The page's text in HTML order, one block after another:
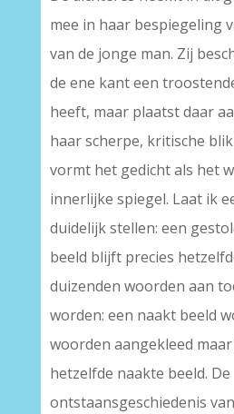
mee in haar bespiegeling
van de jonge man. Zij
de ene kant een
heeft, maar plaatst daar
haar scherpe, kritische
vormt het gedicht als het
innerlijke spiegel. Laat ik
duidelijk stellen: een
beeld blijft precies
duizenden woorden aan
worden: een naakt beeld
woorden aangekleed
hetzelfde naakte beeld. De
ontstaansgeschiedenis